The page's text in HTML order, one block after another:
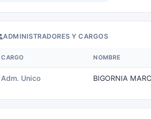
ADMINISTRADORES Y CARGOS
CARGO NOMBRE
Adm. Unico BIGORNIA